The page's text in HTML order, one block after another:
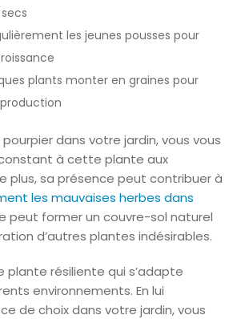
les jeunes pousses pour
plants monter en graines pour
dans votre jardin, vous vous
à cette plante aux
plus, sa présence peut contribuer à
les mauvaises herbes dans
peut former un couvre-sol naturel
d’autres plantes indésirables.
plante résiliente qui s’adapte
environnements. En lui
de choix dans votre jardin, vous